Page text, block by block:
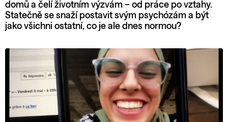
domů a čelí životním výzvám – od práce po vztahy.
Statečně se snaží postavit svým psychózám a být
jako všichni ostatní, co je ale dnes normou?